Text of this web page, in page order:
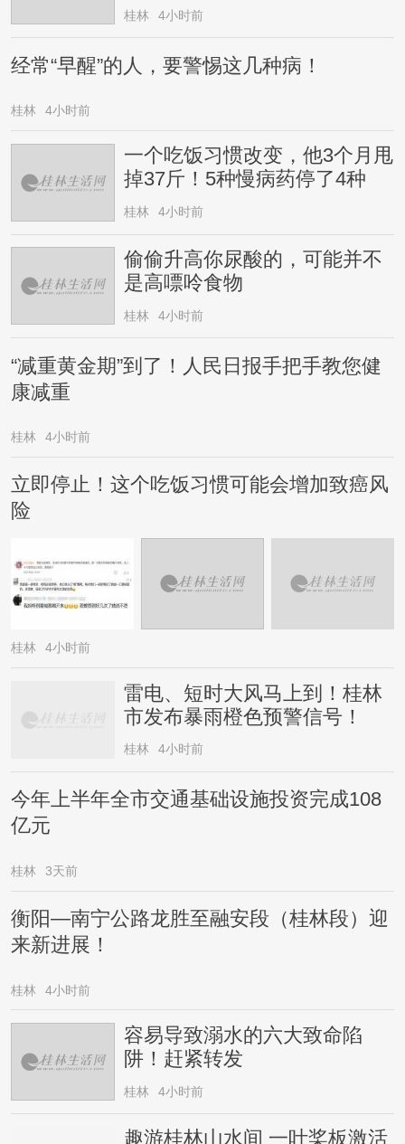
桂林 4小时前
经常“早醒”的人，要警惕这几种病！
桂林 4小时前
一个吃饭习惯改变，他3个月甩
掉37斤！5种慢病药停了4种
桂林 4小时前
偷偷升高你尿酸的，可能并不
是高嘌呤食物
桂林 4小时前
“减重黄金期”到了！人民日报手把手教您健
康减重
桂林 4小时前
立即停止！这个吃饭习惯可能会增加致癌风
险
桂林 4小时前
雷电、短时大风马上到！桂林
市发布暴雨橙色预警信号！
桂林 4小时前
今年上半年全市交通基础设施投资完成108
亿元
桂林 3天前
衡阳—南宁公路龙胜至融安段（桂林段）迎
来新进展！
桂林 4小时前
容易导致溺水的六大致命陷
阱！赶紧转发
桂林 4小时前
趣游桂林山水间 一叶桨板激活